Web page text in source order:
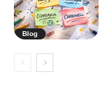
Blog